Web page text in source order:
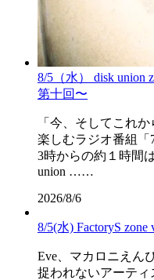
8/5（水） disk union
第十回〜
「今、そしてこれ
楽しむラジオ番組「
3時からの約１時間
union ……
2026/8/6
8/5(水) FactoryS
Eve、マカロニえん
捉われないアーティ